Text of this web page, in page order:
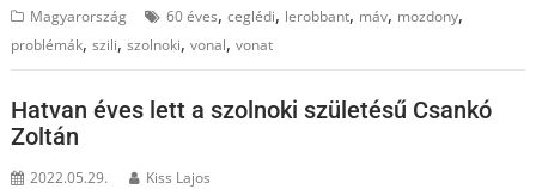
Magyarország 60 éves,ceglédi, lerobbant, máv, mozdony,
problémák,szili,szolnoki,vonal,vonat
Hatvan éves lett a szolnoki születésű Csankó
Zoltán
2022.05.29. Kiss Lajos